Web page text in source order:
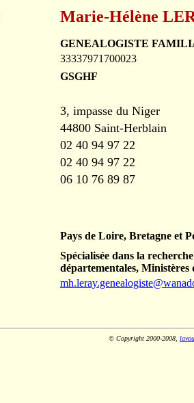
Marie-Hélène
GENEALOGISTE
33337971700023
GSGHF
3, impasse du Niger
44800 Saint-Herblain
02 40 94 97 22
02 40 94 97 22
06 10 76 89 87
Pays de Loire, Bretagne et
Spécialisée dans la
départementales, Ministères
© Copyright 2000-2008,